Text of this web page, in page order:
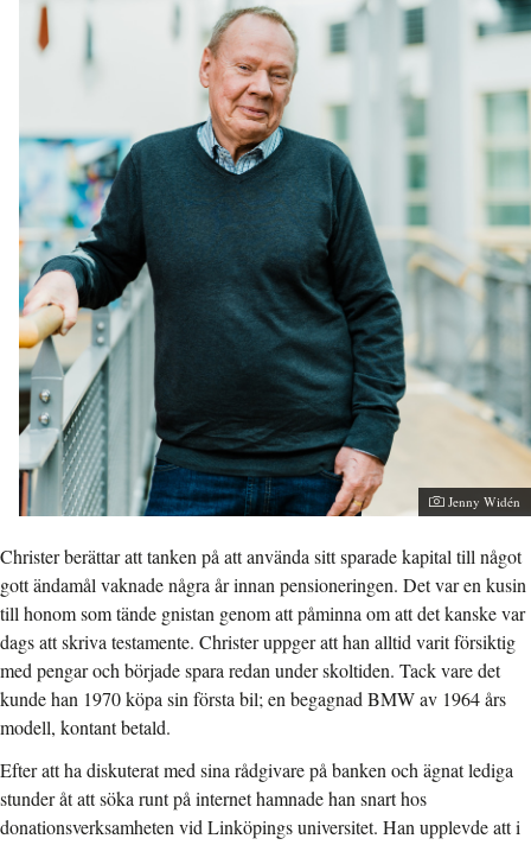
Jenny Widén
Christer berättar att tanken på att använda sitt sparade kapital till något
gott ändamål vaknade några år innan pensioneringen. Det var en kusin
till honom som tände gnistan genom att påminna om att det kanske var
dags att skriva testamente. Christer uppger att han alltid varit försiktig
med pengar och började spara redan under skoltiden. Tack vare det
kunde han 1970 köpa sin första bil; en begagnad BMW av 1964 års
modell, kontant betald.
Efter att ha diskuterat med sina rådgivare på banken och ägnat lediga
stunder åt att söka runt på internet hamnade han snart hos
donationsverksamheten vid Linköpings universitet. Han upplevde att i